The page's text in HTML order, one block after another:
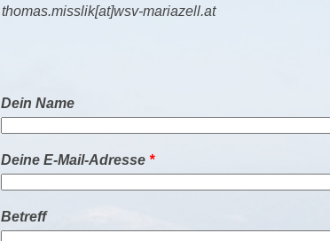
thomas.misslik[at]wsv-mariazell.at
Dein Name
Deine E-Mail-Adresse *
Betreff